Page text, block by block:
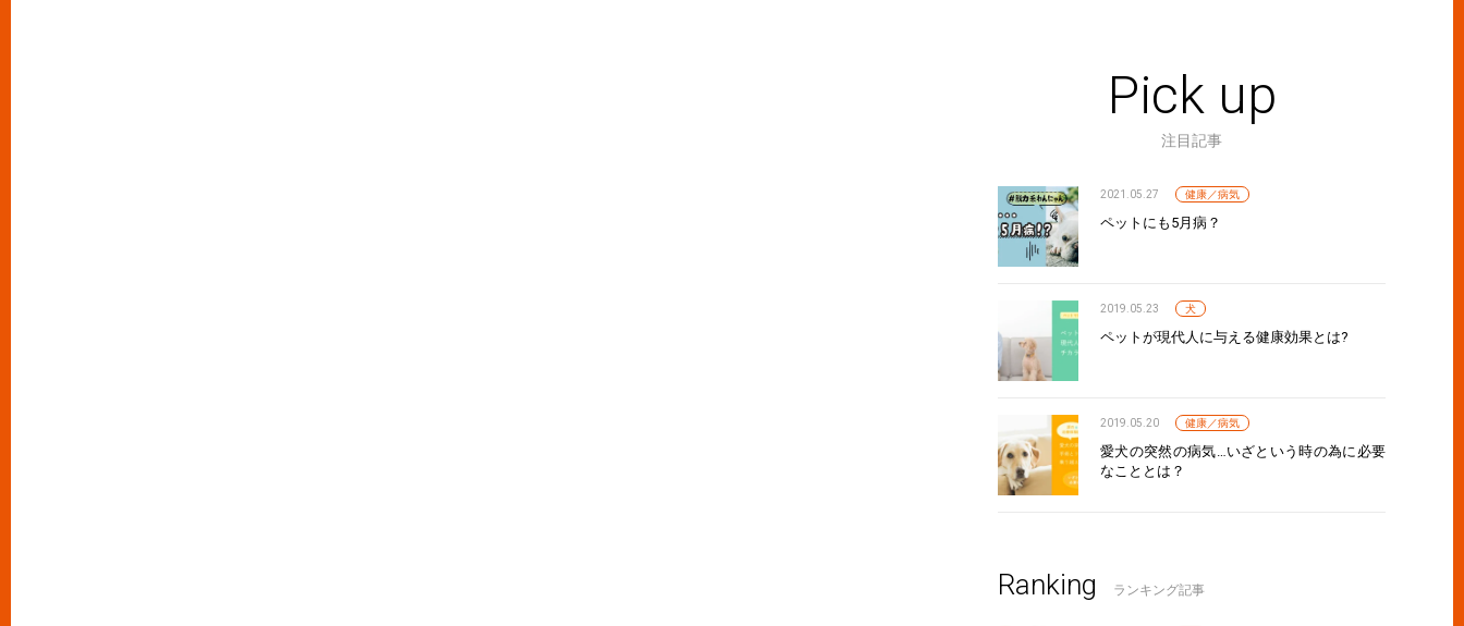
Pick up
注目記事
2021.05.27 健康／病気
ペットにも5月病？
2019.05.23 犬
ペットが現代人に与える健康効果とは?
2019.05.20 健康／病気
愛犬の突然の病気…いざという時の為に必要
なこととは？
Ranking ランキング記事